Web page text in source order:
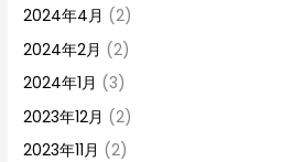
2024年4月 (2)
2024年2月 (2)
2024年1月 (3)
2023年12月 (2)
2023年11月 (2)